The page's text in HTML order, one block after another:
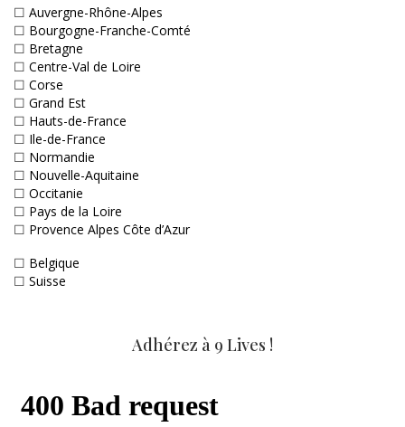
☐ Auvergne-Rhône-Alpes
☐ Bourgogne-Franche-Comté
☐ Bretagne
☐ Centre-Val de Loire
☐ Corse
☐ Grand Est
☐ Hauts-de-France
☐ Ile-de-France
☐ Normandie
☐ Nouvelle-Aquitaine
☐ Occitanie
☐ Pays de la Loire
☐ Provence Alpes Côte d’Azur
☐ Belgique
☐ Suisse
Adhérez à 9 Lives !